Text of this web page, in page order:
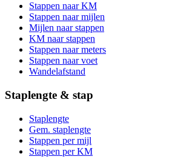
Stappen naar KM
Stappen naar mijlen
Mijlen naar stappen
KM naar stappen
Stappen naar meters
Stappen naar voet
Wandelafstand
Staplengte & stap
Staplengte
Gem. staplengte
Stappen per mijl
Stappen per KM